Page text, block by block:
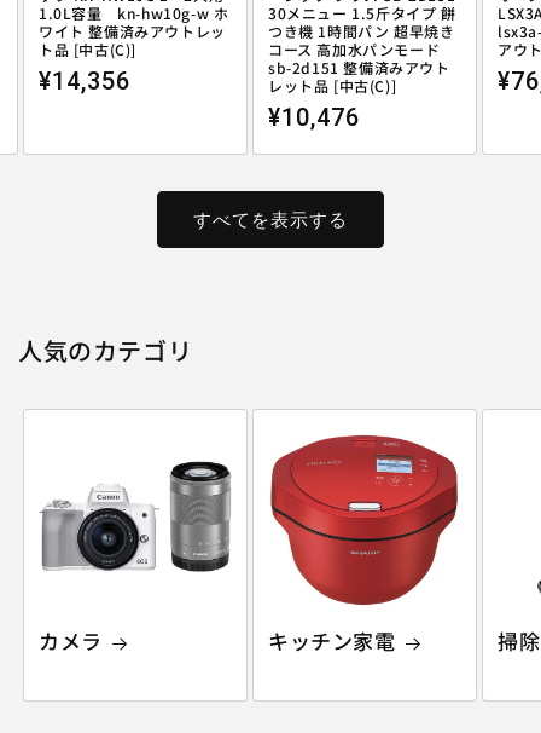
1.0L容量 kn-hw10g-w ホ
ワイト 整備済みアウトレッ
ト品 [中古(C)]
通常価格
¥14,356
30メニュー 1.5斤タイプ 餅
つき機 1時間パン 超早焼き
コース 高加水パンモード
sb-2d151 整備済みアウト
レット品 [中古(C)]
通常価格
¥10,476
アウ
通
すべてを表示する
人気のカテゴリ
カメラ キッチン家電 掃